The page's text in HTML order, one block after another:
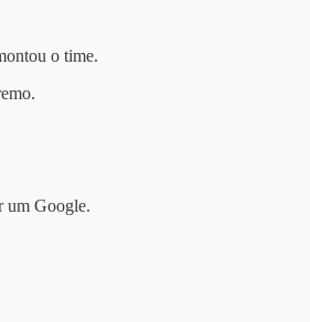
o time.
um Google.